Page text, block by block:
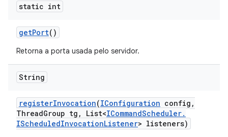
static int
getPort()
Retorna a porta usada pelo servidor.
String
registerInvocation(IConfiguration config ,
ThreadGroup tg , List<ICommandScheduler.
IScheduledInvocationListener> listeners)